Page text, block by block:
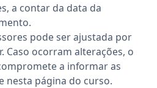
a contar da data da
pode ser ajustada por
Caso ocorram alterações, o
a informar as
nesta página do curso.